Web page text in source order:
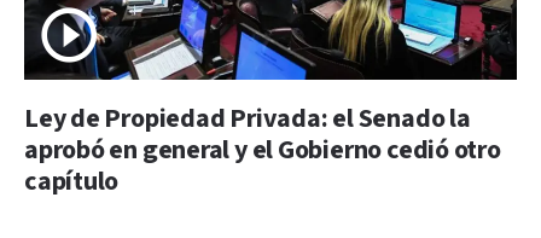
Ley de Propiedad Privada: el Senado la
aprobó en general y el Gobierno cedió otro
capítulo